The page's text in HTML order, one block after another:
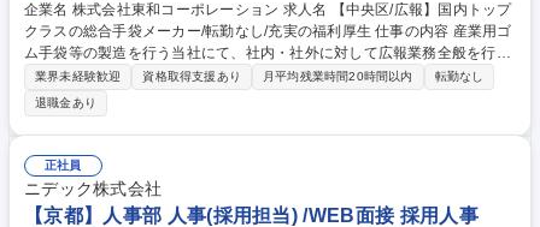
企業名 株式会社東和コーポレーション 求人名 【中央区/広報】国内トップ
クラスの総合手袋メーカー/転勤なし/充実の福利厚生 仕事の内容 産業用ゴ
ム手袋等の製造を行う当社にて、社内・社外に対して広報業務全般を行っ
ていただきます。 【具体的な業務】 ■社内報企画・作成（※外部の委託業
者が入っているので一部対応のみ） ■HPでの取り組み公開やプレスリリー
ス等のCSR広報業務 ■メディアからの取材依頼の調整 ■SNS・WEB運用
など 募集職種 【中央区/広報】国内トップクラスの総合手袋メーカー/転勤
なし/充実の福利厚生
業界未経験歓迎 資格取得支援あり 月平均残業時間20時間以内
転勤なし
退職金あり
正社員
ニデック株式会社
【京都】人事部 人事(採用担当) /WEB面接 採用人事